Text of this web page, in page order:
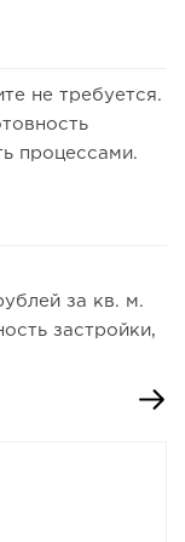
не требуется.
процессами.
за кв. м.
застройки,